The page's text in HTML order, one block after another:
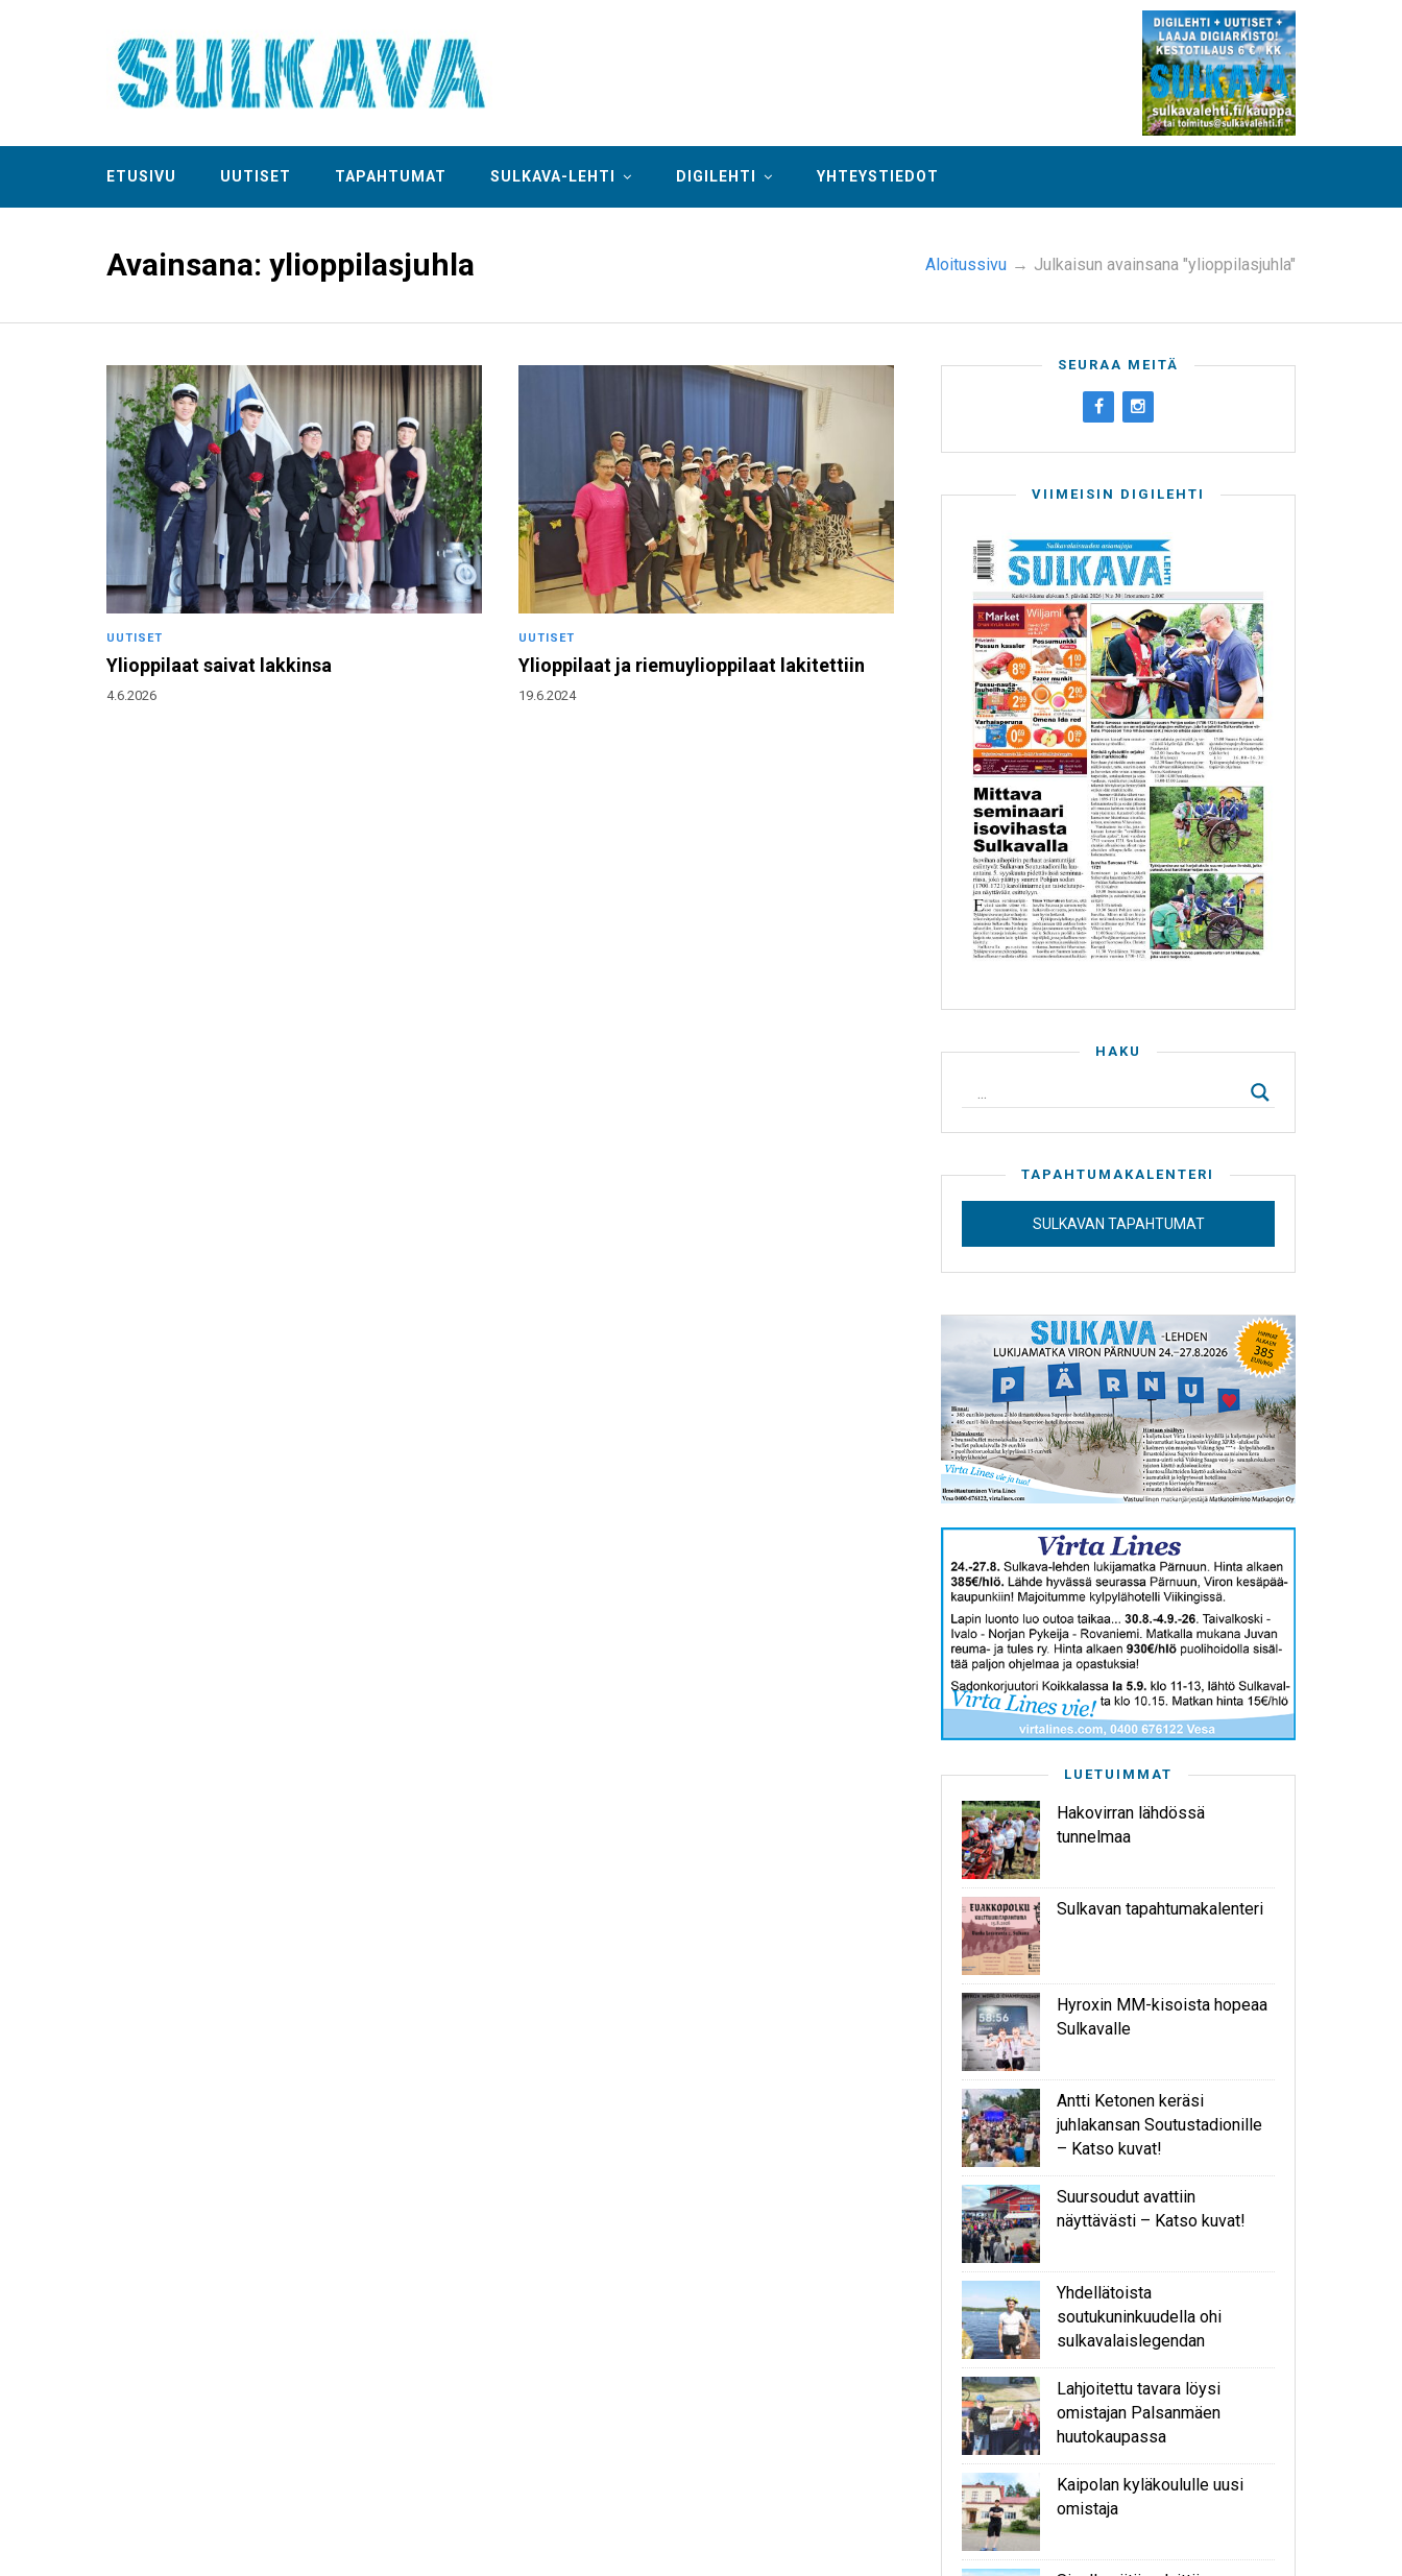
ETUSIVU UUTISET TAPAHTUMAT SULKAVA-LEHTI DIGILEHTI YHTEYSTIEDOT
Avainsana: ylioppilasjuhla Aloitussivu → Julkaisun avainsana "ylioppilasjuhla"
UUTISET
Ylioppilaat saivat lakkinsa
4.6.2026
UUTISET
Ylioppilaat ja riemuylioppilaat lakitettiin
19.6.2024
SEURAA MEITÄ
VIIMEISIN DIGILEHTI
HAKU
TAPAHTUMAKALENTERI
SULKAVAN TAPAHTUMAT
LUETUIMMAT
Hakovirran lähdössä
tunnelmaa
Sulkavan tapahtumakalenteri
Hyroxin MM-kisoista hopeaa
Sulkavalle
Antti Ketonen keräsi
juhlakansan Soutustadionille
– Katso kuvat!
Suursoudut avattiin
näyttävästi – Katso kuvat!
Yhdellätoista
soutukuninkuudella ohi
sulkavalaislegendan
Lahjoitettu tavara löysi
omistajan Palsanmäen
huutokaupassa
Kaipolan kyläkoululle uusi
omistaja